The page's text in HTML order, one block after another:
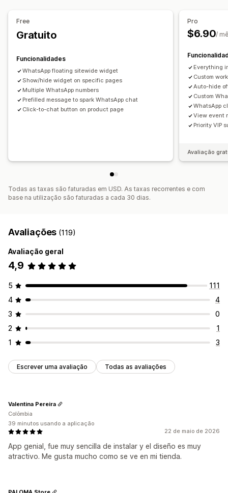
Cor e tipo de letra
Mensagens de boas-vindas
Gestão de dados
Rastreio do estado
Free
Gratuito
Funcionalidades
WhatsApp floating sitewide widget
Show/hide widget on specific pages
Multiple WhatsApp numbers
Prefilled message to spark WhatsApp chat
Click-to-chat button on product page
Pro
$6.90/
Everything
Custom
Auto-hide
Custom
WhatsApp
View event
Priority VIP
Avaliação
Todas as taxas são faturadas em USD. As taxas recorrentes e com
base na utilização são faturadas a cada 30 dias.
Avaliações (119)
Avaliação geral
4,9
5
111
4
4
3
0
2
1
1
3
Escrever uma avaliação Todas as avaliações
22 de maio de 2026
App genial, fue muy sencilla de instalar y el diseño es muy
atractivo. Me gusta mucho como se ve en mi tienda.
Valentina Pereira
Colômbia
39 minutos usando a aplicação